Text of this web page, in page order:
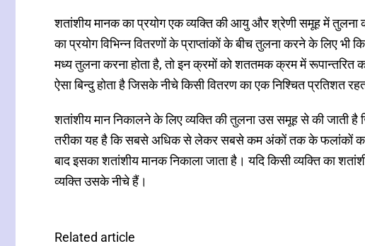
शतांशीय मानक का प्रयोग एक व्यक्ति की आयु और श्रेणी समूह में
का प्रयोग विभिन्न वितरणों के प्राप्तांकों के बीच तुलना करने के लिए भी
मध्य तुलना करना होता है, तो इन क्रमों को शततमक क्रम में रूपान्तरित
ऐसा बिन्दु होता है जिसके नीचे किसी वितरण का एक निश्चित प्रतिशत
शतांशीय मान निकालने के लिए व्यक्ति की तुलना उस समूह से की
तरीका यह है कि सबसे अधिक से लेकर सबसे कम अंकों तक के फलांकों
बाद इसका शतांशीय मानक निकाला जाता है। यदि किसी व्यक्ति का
व्यक्ति उसके नीचे हैं।
Related article